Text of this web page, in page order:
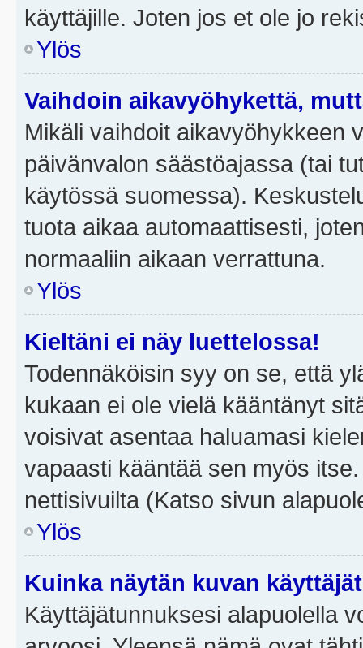
käyttäjille. Joten jos et ole jo
Ylös
Vaihdoin aikavyöhykettä,
Mikäli vaihdoit aikavyöhykkeen
päivänvalon säästöajassa (tai
käytössä suomessa).
tuota aikaa automaattisesti,
normaaliin aikaan verrattuna.
Ylös
Kieltäni ei näy luettelossa!
Todennäköisin syy on se, että
kukaan ei ole vielä kääntänyt
voisivat asentaa haluamasi
vapaasti kääntää sen myös
nettisivuilta (Katso sivun
Ylös
Kuinka näytän kuvan
Käyttäjätunnuksesi alapuolella